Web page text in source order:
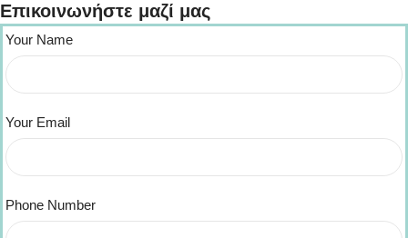
Επικοινωνήστε μαζί μας
Your Name
Your Email
Phone Number